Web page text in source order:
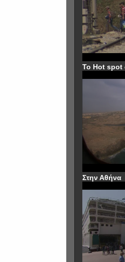
To Hot spot
Στην Αθήνα